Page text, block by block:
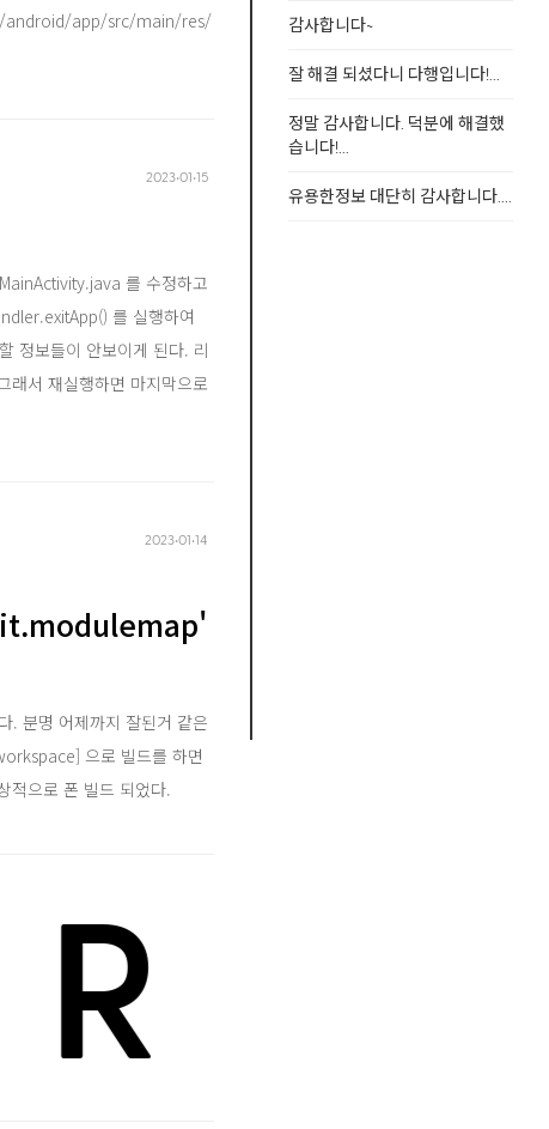
./android/app/src/main/res/
2023‧01‧15
를 수정하고
를 실행하여
정보들이 안보이게 된다. 리
래서 재실행하면 마지막으로
2023‧01‧14
. 분명 어제까지 잘된거 같은
으로 빌드를 하면
적으로 폰 빌드 되었다.
감사합니다~
잘 해결 되셨다니 다행입니다!...
정말 감사합니다. 덕분에 해결했
습니다!...
유용한정보 대단히 감사합니다....